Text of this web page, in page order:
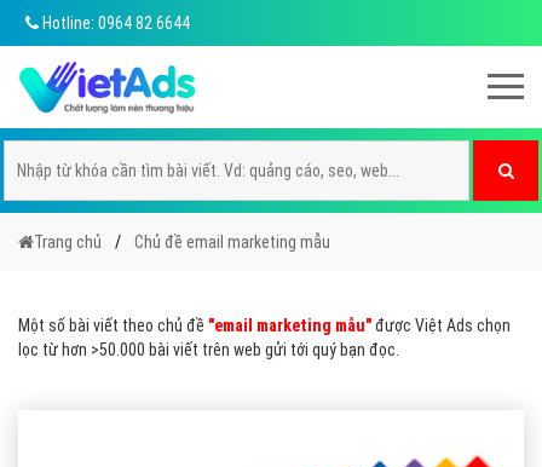
Hotline: 0964 82 6644
Trang chủ Chủ đề email marketing mẫu
Một số bài viết theo chủ đề "email marketing mẫu"được Việt Ads chọn
lọc từ hơn >50.000 bài viết trên web gửi tới quý bạn đọc.